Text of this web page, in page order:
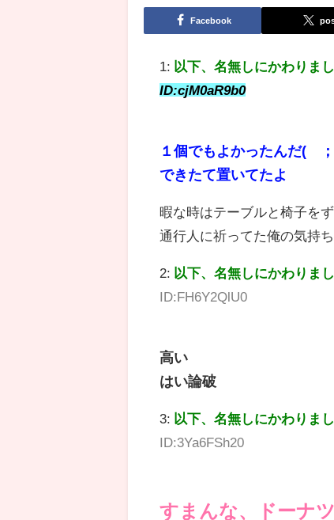
Facebook
1: 以下、名無しにかわりま
ID:cjM0aR9b0
１個でもよかったんだ(´
できたて置いてたよ
暇な時はテーブルと椅子を
通行人に祈ってた俺の気持
2: 以下、名無しにかわりま
ID:FH6Y2QlU0
高い
はい論破
3: 以下、名無しにかわりま
ID:3Ya6FSh20
すまんな、ドーナ